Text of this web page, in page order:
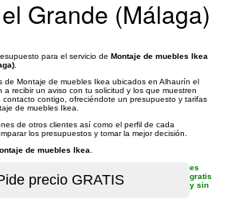
Grande (Málaga)
para el servicio de Montaje de muebles Ikea
de Montaje de muebles Ikea ubicados en Alhaurín el
a recibir un aviso con tu solicitud y los que muestren
contigo, ofreciéndote un presupuesto y tarifas
de muebles Ikea.
de otros clientes así como el perfil de cada
los presupuestos y tomar la mejor decisión.
de muebles Ikea
es
gratis
y sin